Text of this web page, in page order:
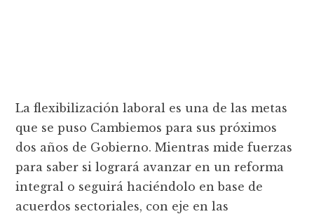
La flexibilización laboral es una de las metas
que se puso Cambiemos para sus próximos
dos años de Gobierno. Mientras mide fuerzas
para saber si logrará avanzar en un reforma
integral o seguirá haciéndolo en base de
acuerdos sectoriales, con eje en las